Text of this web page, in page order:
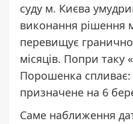
суду м. Києва
виконання рішення
перевищує
місяців. Попри таку
Порошенка спливає:
призначене на 6
Саме наближення